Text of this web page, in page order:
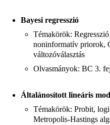
Bayesi regresszió
Témakörök:
noninformatív priorok,
változóválasztás
Olvasmányok: BC 3.
Általánosított lineáris
Témakörök: Probit,
Metropolis-Hastings